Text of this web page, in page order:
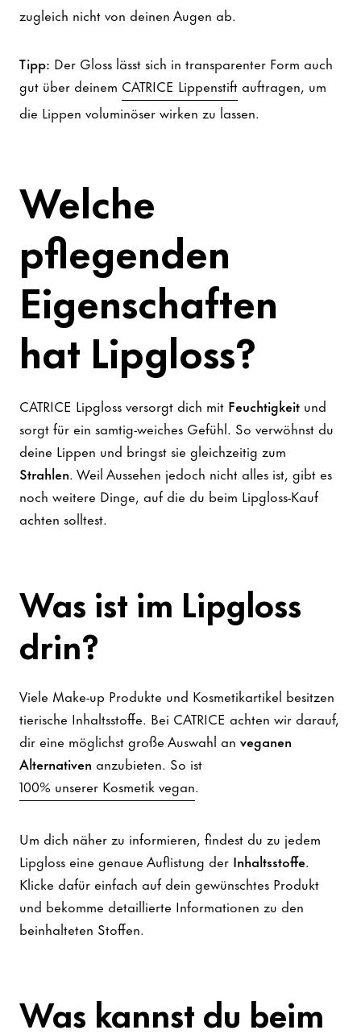
zugleich nicht von deinen Augen ab.
Tipp: Der Gloss lässt sich in transparenter Form auch
gut über deinem CATRICE Lippenstift auftragen, um
die Lippen voluminöser wirken zu lassen.
Welche
pflegenden
Eigenschaften
hat Lipgloss?
CATRICE Lipgloss versorgt dich mit Feuchtigkeit und
sorgt für ein samtig-weiches Gefühl. So verwöhnst du
deine Lippen und bringst sie gleichzeitig zum
Strahlen. Weil Aussehen jedoch nicht alles ist, gibt es
noch weitere Dinge, auf die du beim Lipgloss-Kauf
achten solltest.
Was ist im Lipgloss
drin?
Viele Make-up Produkte und Kosmetikartikel besitzen
tierische Inhaltsstoffe. Bei CATRICE achten wir darauf,
dir eine möglichst große Auswahl an veganen
Alternativen anzubieten. So ist
100% unserer Kosmetik vegan.
Um dich näher zu informieren, findest du zu jedem
Lipgloss eine genaue Auflistung der Inhaltsstoffe.
Klicke dafür einfach auf dein gewünschtes Produkt
und bekomme detaillierte Informationen zu den
beinhalteten Stoffen.
Was kannst du beim